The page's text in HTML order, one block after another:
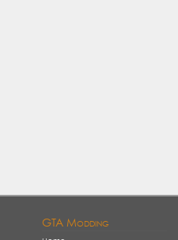
GTA Modding